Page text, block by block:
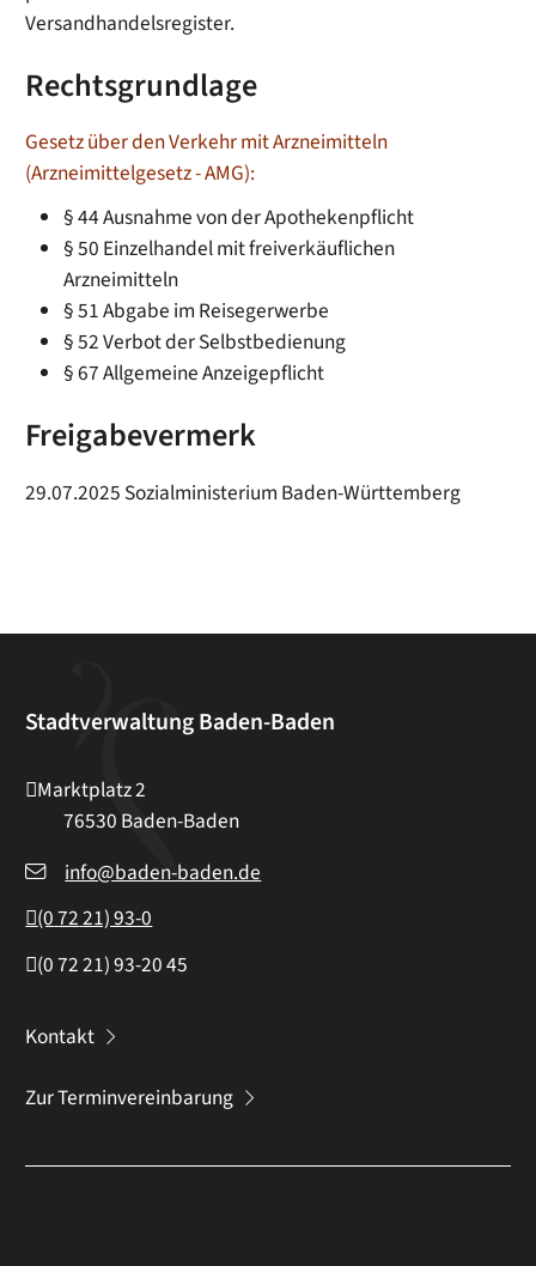
Versandhandelsregister.
Rechtsgrundlage
Gesetz über den Verkehr mit Arzneimitteln
(Arzneimittelgesetz - AMG):
§ 44 Ausnahme von der Apothekenpflicht
§ 50 Einzelhandel mit freiverkäuflichen
Arzneimitteln
§ 51 Abgabe im Reisegerwerbe
§ 52 Verbot der Selbstbedienung
§ 67 Allgemeine Anzeigepflicht
Freigabevermerk
29.07.2025 Sozialministerium Baden-Württemberg
Stadtverwaltung Baden-Baden
Marktplatz 2
76530 Baden-Baden
info@baden-baden.de
(07221) 93-0
(07221) 93-2045
Kontakt
Zur Terminvereinbarung